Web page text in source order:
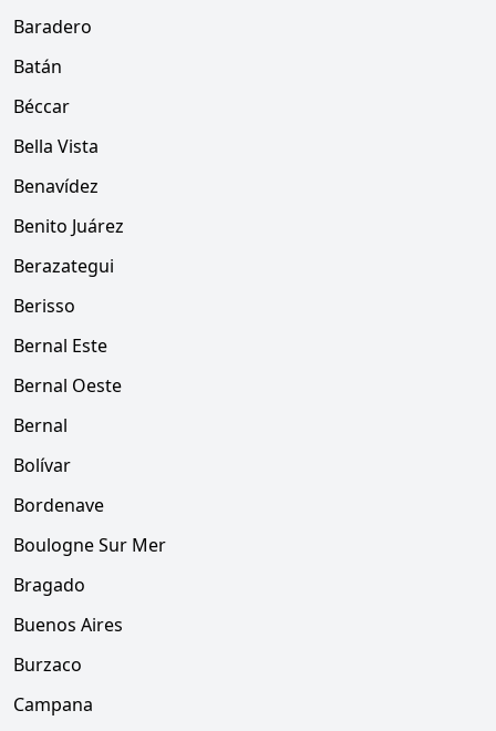
Baradero
Batán
Béccar
Bella Vista
Benavídez
Benito Juárez
Berazategui
Berisso
Bernal Este
Bernal Oeste
Bernal
Bolívar
Bordenave
Boulogne Sur Mer
Bragado
Buenos Aires
Burzaco
Campana